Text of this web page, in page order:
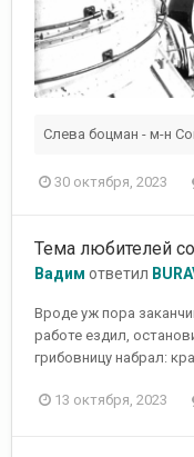
Слева боцман - м-н
30 октября, 2023
Тема любителей
Вадим ответил
Вроде уж пора
работе ездил,
грибовницу набрал:
13 октября, 2023